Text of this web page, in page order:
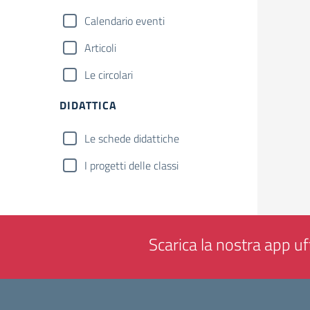
Calendario eventi
Articoli
Le circolari
DIDATTICA
Le schede didattiche
I progetti delle classi
Scarica la nostra app